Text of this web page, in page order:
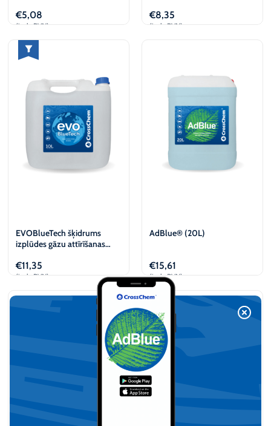
€5,08
(iesk. PVN)
€8,35
(iesk. PVN)
EVOBlueTech šķidrums
izplūdes gāzu attīrīšanas
€11,35
(iesk. PVN)
Pievienot
AdBlue® (20L)
€15,61
(iesk. PVN)
Pievienot